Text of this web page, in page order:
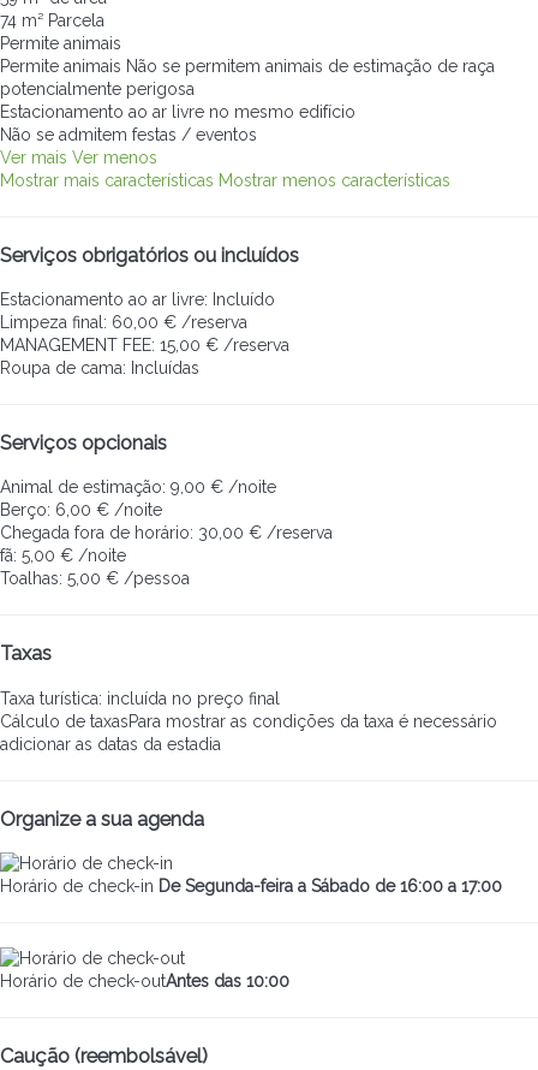
74 m² Parcela
Permite animais
Permite animais Não se permitem animais de estimação de raça
potencialmente perigosa
Estacionamento ao ar livre no mesmo edifício
Não se admitem festas / eventos
Ver mais Ver menos
Mostrar mais características Mostrar menos características
Serviços obrigatórios ou incluídos
Estacionamento ao ar livre: Incluído
Limpeza final: 60,00 € /reserva
MANAGEMENT FEE: 15,00 € /reserva
Roupa de cama: Incluídas
Serviços opcionais
Animal de estimação: 9,00 € /noite
Berço: 6,00 € /noite
Chegada fora de horário: 30,00 € /reserva
fã: 5,00 € /noite
Toalhas: 5,00 € /pessoa
Taxas
Taxa turística: incluída no preço final
Cálculo de taxasPara mostrar as condições da taxa é necessário
adicionar as datas da estadia
Organize a sua agenda
Horário de check-in De Segunda-feira a Sábado de 16:00 a 17:00
Horário de check-outAntes das 10:00
Caução (reembolsável)